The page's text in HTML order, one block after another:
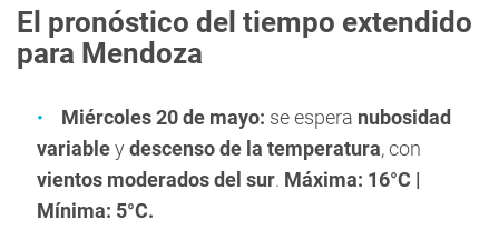
El pronóstico del tiempo extendido
para Mendoza
Miércoles 20 de mayo: se espera nubosidad
variabley descenso de la temperatura, con
vientos moderados del sur. Máxima: 16°C |
Mínima: 5°C.